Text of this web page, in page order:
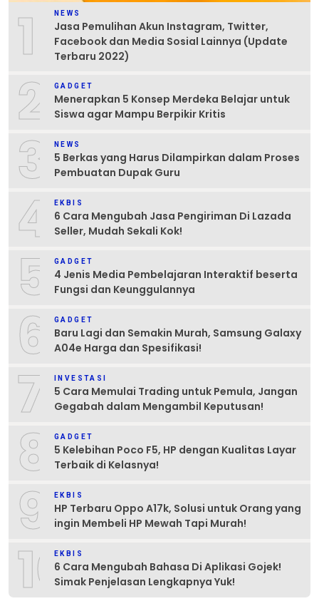
1 NEWS
Jasa Pemulihan Akun Instagram, Twitter,
Facebook dan Media Sosial Lainnya (Update
Terbaru 2022)
2 GADGET
Menerapkan 5 Konsep Merdeka Belajar untuk
Siswa agar Mampu Berpikir Kritis
3 NEWS
5 Berkas yang Harus Dilampirkan dalam Proses
Pembuatan Dupak Guru
4 EKBIS
6 Cara Mengubah Jasa Pengiriman Di Lazada
Seller, Mudah Sekali Kok!
5 GADGET
4 Jenis Media Pembelajaran Interaktif beserta
Fungsi dan Keunggulannya
6 GADGET
Baru Lagi dan Semakin Murah, Samsung Galaxy
A04e Harga dan Spesifikasi!
7 INVESTASI
5 Cara Memulai Trading untuk Pemula, Jangan
Gegabah dalam Mengambil Keputusan!
8 GADGET
5 Kelebihan Poco F5, HP dengan Kualitas Layar
Terbaik di Kelasnya!
9 EKBIS
HP Terbaru Oppo A17k, Solusi untuk Orang yang
ingin Membeli HP Mewah Tapi Murah!
10EKBIS
6 Cara Mengubah Bahasa Di Aplikasi Gojek!
Simak Penjelasan Lengkapnya Yuk!